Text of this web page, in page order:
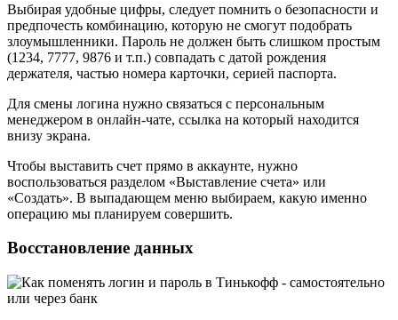
Выбирая удобные цифры, следует помнить о безопасности и
предпочесть комбинацию, которую не смогут подобрать
злоумышленники. Пароль не должен быть слишком простым
(1234, 7777, 9876 и т.п.) совпадать с датой рождения
держателя, частью номера карточки, серией паспорта.
Для смены логина нужно связаться с персональным
менеджером в онлайн-чате, ссылка на который находится
внизу экрана.
Чтобы выставить счет прямо в аккаунте, нужно
воспользоваться разделом «Выставление счета» или
«Создать». В выпадающем меню выбираем, какую именно
операцию мы планируем совершить.
Восстановление данных